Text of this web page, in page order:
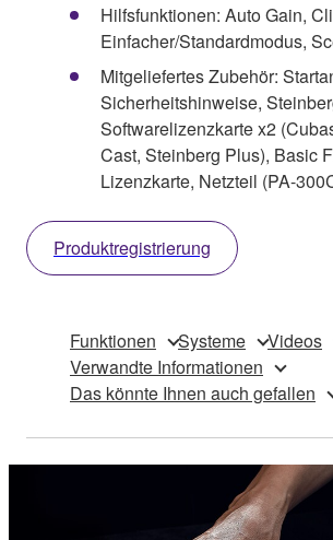
Hilfsfunktionen: Auto Gain,
Einfacher/Standardmodus,
Mitgeliefertes Zubehör:
Sicherheitshinweise,
Softwarelizenzkarte x2
Cast, Steinberg Plus), Basic
Lizenzkarte, Netzteil (PA-
Produktregistrierung
Funktionen Systeme
Videos
Verwandte Informationen
Das könnte Ihnen auch gefallen